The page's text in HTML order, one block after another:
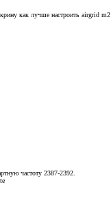
как лучше настроить airgrid m2
частоту 2387-2392.